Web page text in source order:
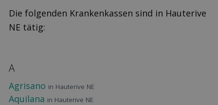
Die folgenden Krankenkassen sind in Hauterive
NE tätig:
A
Agrisano in Hauterive NE
Aquilana in Hauterive NE